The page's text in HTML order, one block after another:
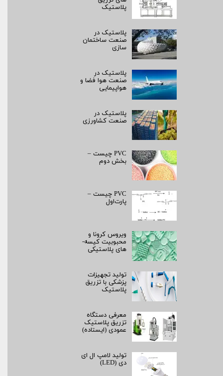
پلاستیک
پلاستیک در
صنعت ساختمان
سازی
پلاستیک در
صنعت هوا فضا و
هواپیمایی
پلاستیک در
صنعت کشاورزی
PVC چیست –
بخش دوم
PVC چیست –
پارت‌اول
ویروس کرونا و
محبوبیت کیسه­
های پلاستیکی
تولید تجهیزات
پزشکی با تزریق
پلاستیک
معرفی دستگاه
تزریق پلاستیک
عمودی (ایستاده)
تولید لامپ ال ای
دی (LED)